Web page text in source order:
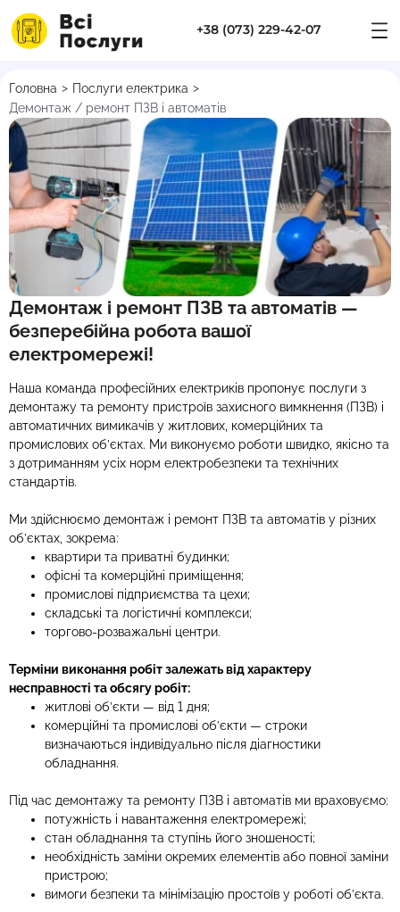
+38 (073) 229-42-07
Головна > Послуги електрика >
Демонтаж / ремонт ПЗВ і автоматів
Демонтаж і ремонт ПЗВ та автоматів —
безперебійна робота вашої
електромережі!
Наша команда професійних електриків пропонує послуги з
демонтажу та ремонту пристроїв захисного вимкнення (ПЗВ) і
автоматичних вимикачів у житлових, комерційних та
промислових об’єктах. Ми виконуємо роботи швидко, якісно та
з дотриманням усіх норм електробезпеки та технічних
стандартів.
Ми здійснюємо демонтаж і ремонт ПЗВ та автоматів у різних
об’єктах, зокрема:
квартири та приватні будинки;
офісні та комерційні приміщення;
промислові підприємства та цехи;
складські та логістичні комплекси;
торгово-розважальні центри.
Терміни виконання робіт залежать від характеру
несправності та обсягу робіт:
житлові об’єкти — від 1 дня;
комерційні та промислові об’єкти — строки
визначаються індивідуально після діагностики
обладнання.
Під час демонтажу та ремонту ПЗВ і автоматів ми враховуємо:
потужність і навантаження електромережі;
стан обладнання та ступінь його зношеності;
необхідність заміни окремих елементів або повної заміни
пристрою;
вимоги безпеки та мінімізацію простоїв у роботі об’єкта.